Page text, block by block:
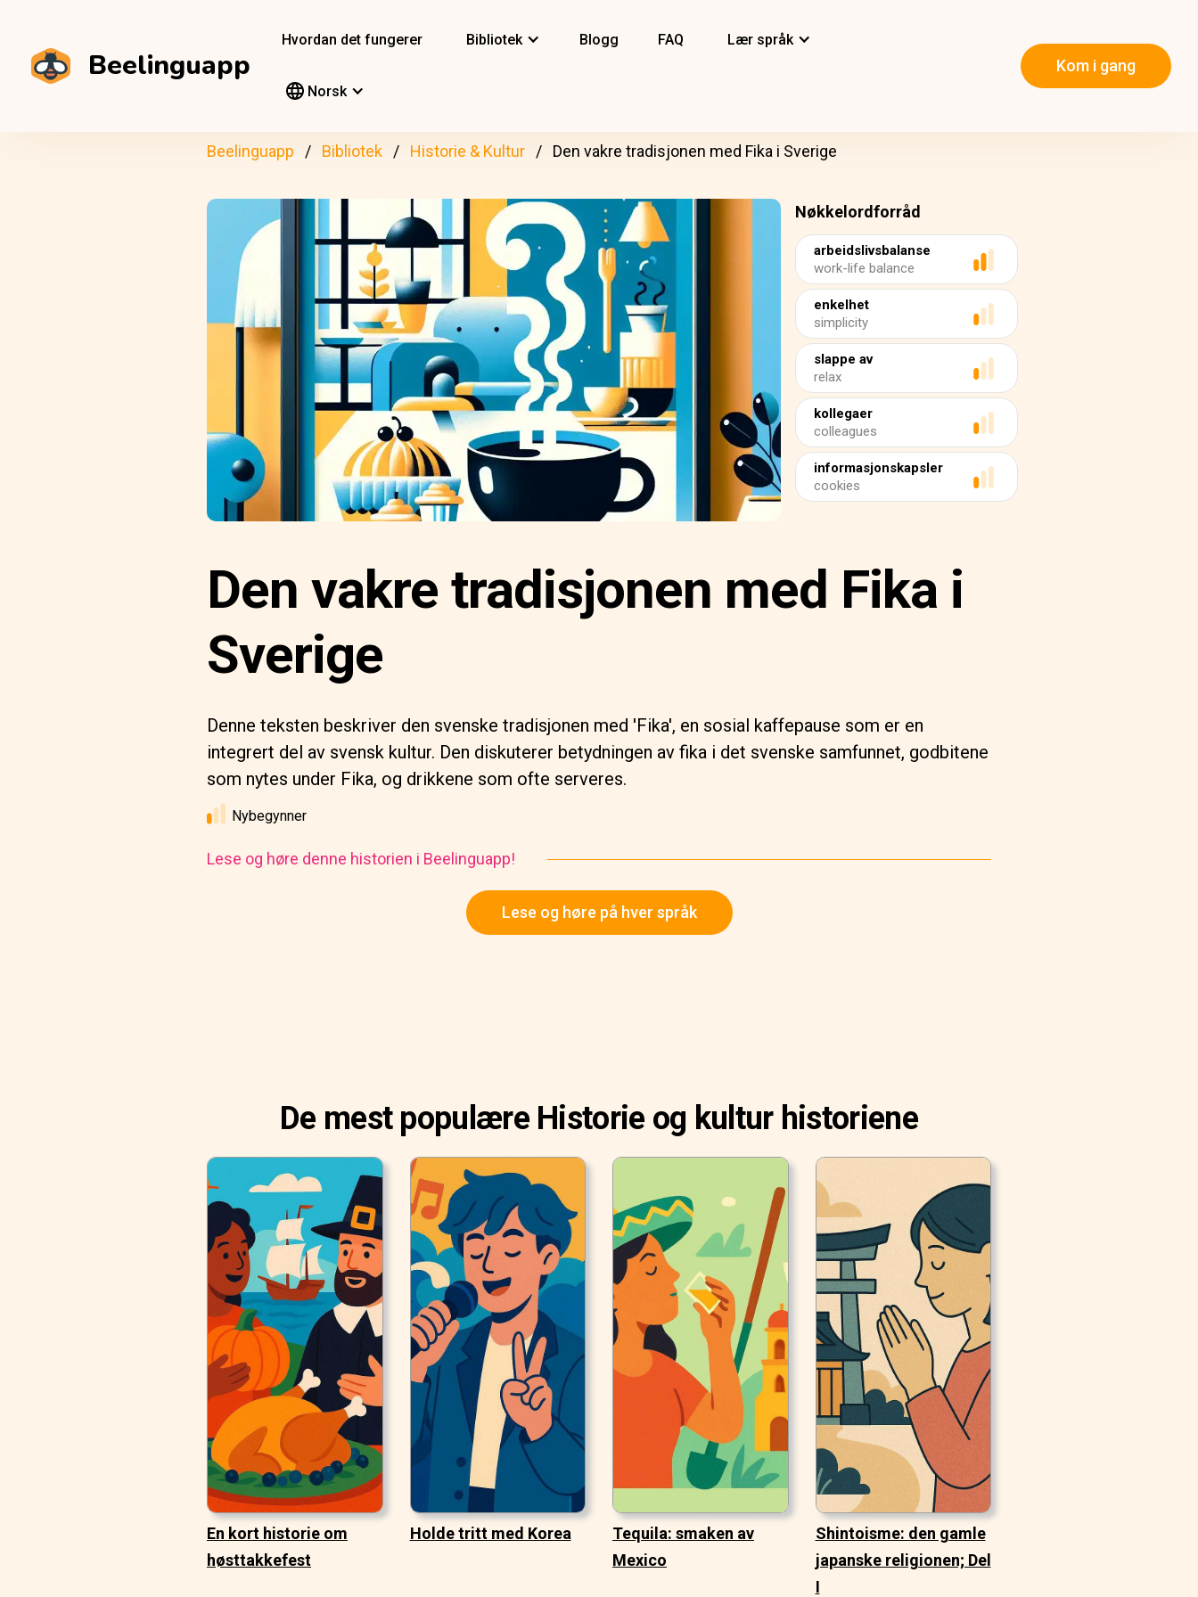
Beelinguapp
Hvordan det fungerer Bibliotek Blogg FAQ Lær språk
Norsk
Kom i gang
Beelinguapp Bibliotek Historie & Kultur Den vakre tradisjonen med Fika i Sverige
Nøkkelordforråd
arbeidslivsbalanse
work-life balance
enkelhet
simplicity
slappe av
relax
kollegaer
colleagues
informasjonskapsler
cookies
Den vakre tradisjonen med Fika i
Sverige
Denne teksten beskriver den svenske tradisjonen med 'Fika', en sosial kaffepause som er en
integrert del av svensk kultur. Den diskuterer betydningen av fika i det svenske samfunnet, godbitene
som nytes under Fika, og drikkene som ofte serveres.
Nybegynner
Lese og høre denne historien i Beelinguapp!
Lese og høre på hver språk
De mest populære Historie og kultur historiene
En kort historie om
høsttakkefest
Holde tritt med Korea
Tequila: smaken av
Mexico
Shintoisme: den gamle
japanske religionen; Del
I